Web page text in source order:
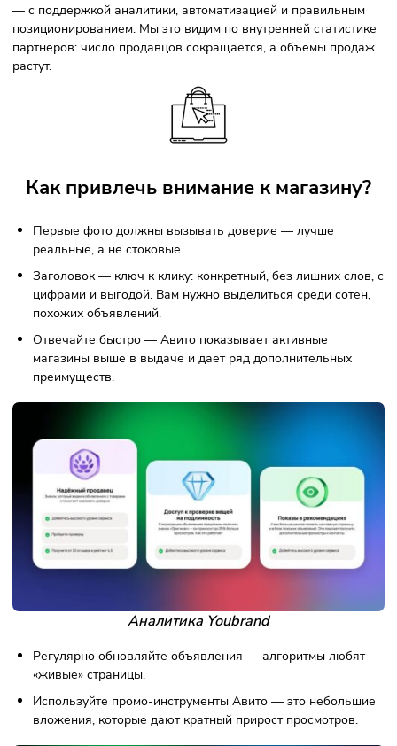
Аналитика Youbrand
Что станет с числом продавцов
Продавцов станет меньше, а профессиональных —
Авито в 2025 году активно чистит площадку от
некачественных аккаунтов, дубликатов и фейковых
объявлений. Это открывает дорогу тем, кто работает
— с поддержкой аналитики, автоматизацией и
позиционированием. Мы это видим по внутренней
партнёров: число продавцов сокращается, а объёмы
растут.
Как привлечь внимание к
Первые фото должны вызывать доверие — лучше
Заголовок — ключ к клику: конкретный, без лишних
похожих объявлений.
Отвечайте быстро — Авито показывает активные
магазины выше в выдаче и даёт ряд дополнительных
преимуществ.